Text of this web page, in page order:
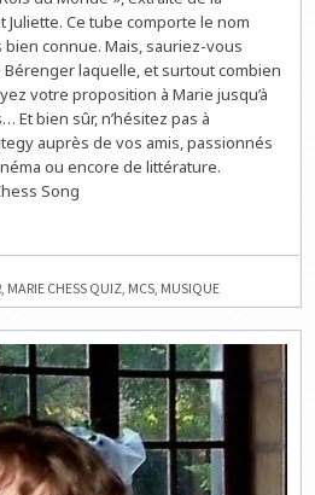
CHESS
SONG
N°8
Juliette. Ce tube comporte le nom
bien connue. Mais, sauriez-vous
laquelle, et surtout combien
votre proposition à Marie jusqu’à
Et bien sûr, n’hésitez pas à
auprès de vos amis, passionnés
ou encore de littérature.
Song
MARIE CHESS QUIZ MCS MUSIQUE